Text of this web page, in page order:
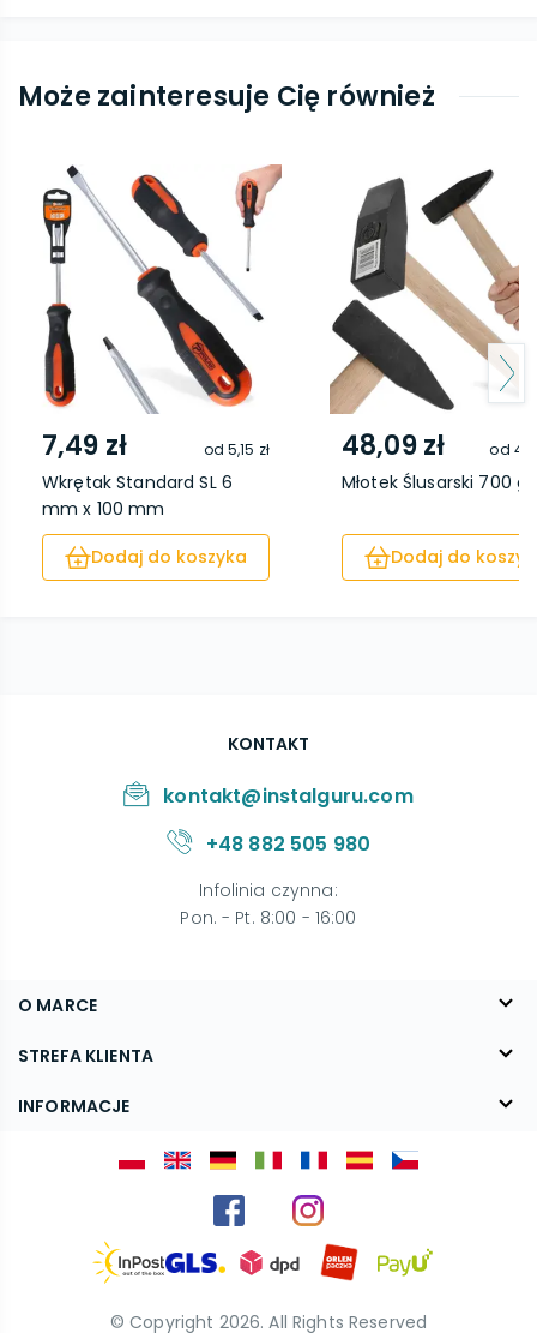
Może zainteresuje Cię również
7,49 zł od5,15 zł
Wkrętak Standard SL 6
mm x 100 mm
Dodaj do koszyka
48,09 zł od
Młotek Ślusarski 700 g
Dodaj do
O MARCE
O nas
Blog
STREFA KLIENTA
FAQ
INFORMACJE
KONTAKT
kontakt@instalguru.com
+48 882 505 980
Infolinia czynna:
Pon. - Pt. 8:00 - 16:00
© Copyright 2026. All Rights Reserved